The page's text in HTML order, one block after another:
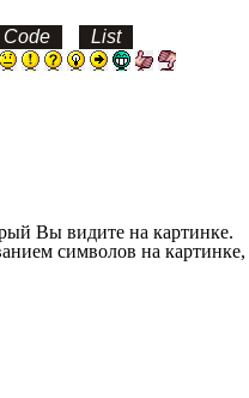
Вы видите на картинке.
символов на картинке,